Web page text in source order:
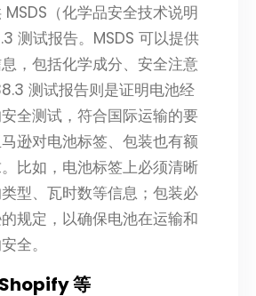
（化学品安全技术说明
测试报告。MSDS 可以提供
，包括化学成分、安全注意
测试报告则是证明电池经
全测试，符合国际运输的要
逊对电池标签、包装也有额
比如，电池标签上必须清晰
型、瓦时数等信息；包装必
规定，以确保电池在运输和
全。
等